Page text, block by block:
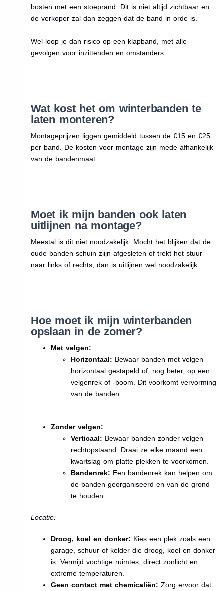
bosten met een stoeprand. Dit is niet altijd zichtbaar en
de verkoper zal dan zeggen dat de band in orde is.
Wel loop je dan risico op een klapband, met alle
gevolgen voor inzittenden en omstanders.
Wat kost het om winterbanden te
laten monteren?
Montageprijzen liggen gemiddeld tussen de €15 en €25
per band. De kosten voor montage zijn mede afhankelijk
van de bandenmaat.
Moet ik mijn banden ook laten
uitlijnen na montage?
Meestal is dit niet noodzakelijk. Mocht het blijken dat de
oude banden schuin ziijn afgesleten of trekt het stuur
naar links of rechts, dan is uitlijnen wel noodzakelijk.
Hoe moet ik mijn winterbanden
opslaan in de zomer?
Met velgen:
Horizontaal: Bewaar banden met velgen
horizontaal gestapeld of, nog beter, op een
velgenrek of -boom. Dit voorkomt vervorming
van de banden.
Zonder velgen:
Verticaal: Bewaar banden zonder velgen
rechtopstaand. Draai ze elke maand een
kwartslag om platte plekken te voorkomen.
Bandenrek: Een bandenrek kan helpen om
de banden georganiseerd en van de grond
te houden.
Locatie:
Droog, koel en donker: Kies een plek zoals een
garage, schuur of kelder die droog, koel en donker
is. Vermijd vochtige ruimtes, direct zonlicht en
extreme temperaturen.
Geen contact met chemicaliën: Zorg ervoor dat